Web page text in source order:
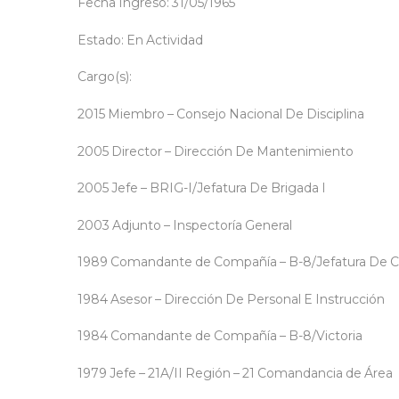
Estado: En Actividad
Cargo(s):
2015 Miembro – Consejo Nacional De Disciplina
2005 Director – Dirección De Mantenimiento
2005 Jefe – BRIG-I/Jefatura De Brigada I
2003 Adjunto – Inspectoría General
1989 Comandante de Compañía – B-8/Jefatura De
1984 Asesor – Dirección De Personal E Instrucción
1984 Comandante de Compañía – B-8/Victoria
1979 Jefe – 21A/II Región – 21 Comandancia de Área